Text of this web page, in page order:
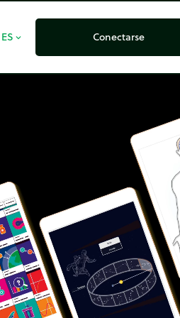
ES expand_more Conectarse